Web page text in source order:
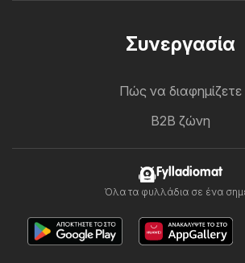
Συνεργασία
Πώς να διαφημίζετε
B2B ζώνη
Fylladiomat
Όλα τα φυλλάδια σε ένα